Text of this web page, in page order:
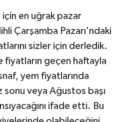
en uğrak pazar
Çarşamba Pazarı'ndaki
sizler için derledik.
geçen haftayla
yem fiyatlarında
sonu veya Ağustos başı
ifade etti. Bu